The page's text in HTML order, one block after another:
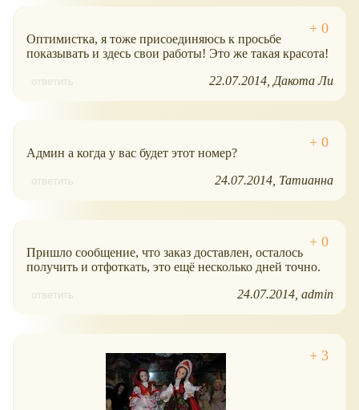
Оптимистка, я тоже присоединяюсь к просьбе
показывать и здесь свои работы! Это же такая красота!
ответить 22.07.2014 Дакота Ли
Админ а когда у вас будет этот номер?
ответить 24.07.2014 Татианна
Пришло сообщение, что заказ доставлен, осталось
получить и отфоткать, это ещё несколько дней точно.
ответить 24.07.2014 admin